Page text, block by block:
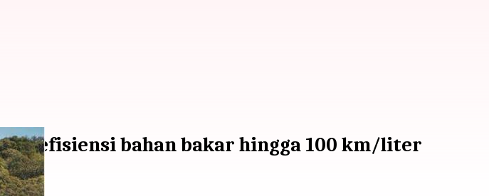
efisiensi bahan bakar hingga 100 km/liter